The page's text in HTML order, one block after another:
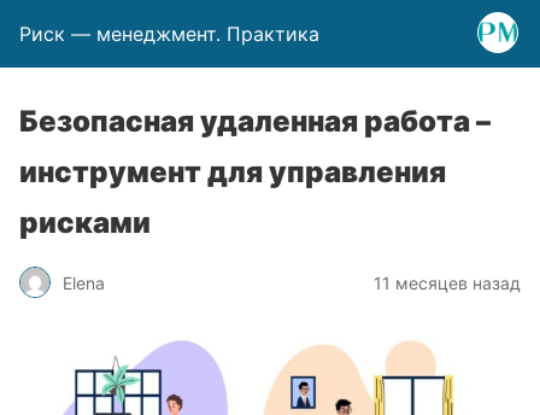
Риск — менеджмент. Практика
Безопасная удаленная работа –
инструмент для управления
рисками
Elena 11 месяцев назад